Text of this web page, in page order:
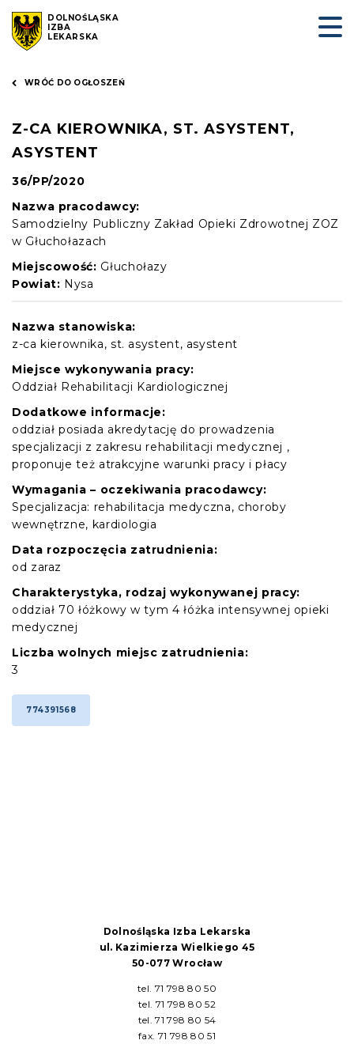
DOLNOŚLĄSKA
IZBA
LEKARSKA
WRÓĆ DO OGŁOSZEŃ
Z-CA KIEROWNIKA, ST. ASYSTENT,
ASYSTENT
36/PP/2020
Nazwa pracodawcy:
Samodzielny Publiczny Zakład Opieki Zdrowotnej ZOZ
w Głuchołazach
Miejscowość: Głuchołazy
Powiat: Nysa
Nazwa stanowiska:
z-ca kierownika, st. asystent, asystent
Miejsce wykonywania pracy:
Oddział Rehabilitacji Kardiologicznej
Dodatkowe informacje:
oddział posiada akredytację do prowadzenia
specjalizacji z zakresu rehabilitacji medycznej ,
proponuje też atrakcyjne warunki pracy i płacy
Wymagania – oczekiwania pracodawcy:
Specjalizacja: rehabilitacja medyczna, choroby
wewnętrzne, kardiologia
Data rozpoczęcia zatrudnienia:
od zaraz
Charakterystyka, rodzaj wykonywanej pracy:
oddział 70 łóżkowy w tym 4 łóżka intensywnej opieki
medycznej
Liczba wolnych miejsc zatrudnienia:
3
774391568
Dolnośląska Izba Lekarska
ul. Kazimierza Wielkiego 45
50-077 Wrocław
tel. 71 798 80 50
tel. 71 798 80 52
tel. 71 798 80 54
fax. 71 798 80 51